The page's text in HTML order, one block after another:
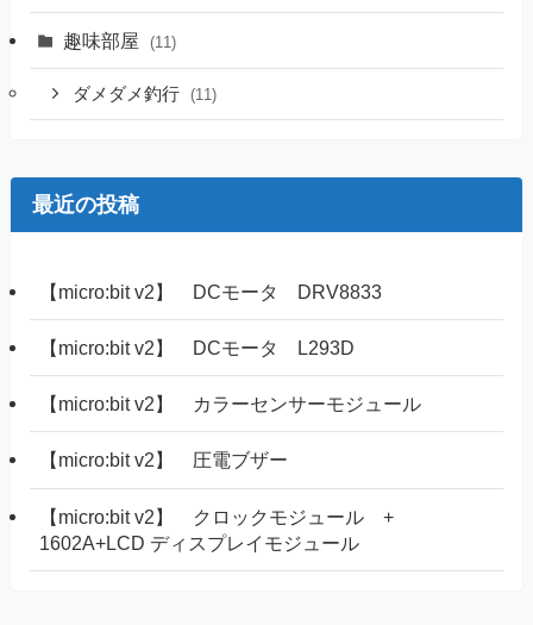
趣味部屋 (11)
ダメダメ釣行 (11)
最近の投稿
【micro:bit v2】 DCモータ DRV8833
【micro:bit v2】 DCモータ L293D
【micro:bit v2】 カラーセンサーモジュール
【micro:bit v2】 圧電ブザー
【micro:bit v2】 クロックモジュール +
1602A+LCD ディスプレイモジュール